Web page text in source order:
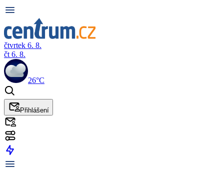
čtvrtek 6. 8.
čt 6. 8.
26°C
Přihlášení